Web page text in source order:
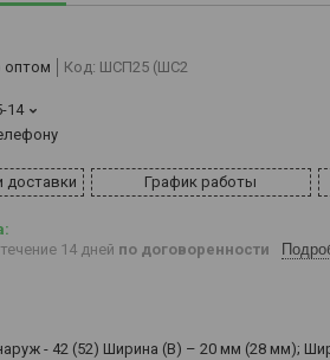
оптом Код: ШСП25 (ШС2
14
доставки График работы
14 дней по договоренности
- 42 (52) Ширина (В) – 20 мм (28 мм);